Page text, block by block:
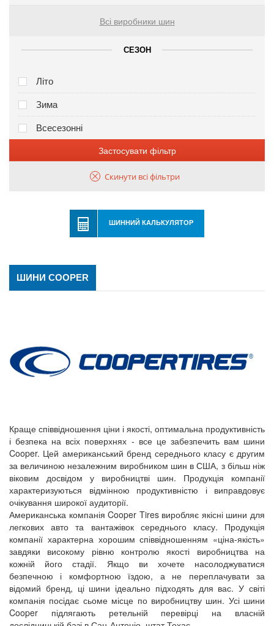
Всі виробники шин
СЕЗОН
Літо
Зима
Всесезонні
Застосувати фільтр
Скинути всі фільтри
ШИННИЙ КАЛЬКУЛЯТОР
ШИНИ COOPER
Краще співвідношення ціни і якості, оптимальна продуктивність
і безпека на всіх поверхнях - все це забезпечить вам шини
Cooper. Цей американський бренд середнього класу є другим
за величиною незалежним виробником шин в США, з більш ніж
віковим досвідом у виробництві шин. Продукція компанії
характеризуються відмінною продуктивністю і виправдовує
очікування широкої аудиторії.
Американська компанія Cooper Tires виробляє якісні шини для
легкових авто та вантажівок середнього класу. Продукція
компанії характерна хорошим співвідношенням «ціна-якість»
завдяки високому рівню контролю якості виробництва на
кожній його стадії. Якщо ви хочете насолоджуватися
безпечною і комфортною їздою, а не переплачувати за
відомий бренд, ці шини ідеально підходять для вас. У світі
компанія посідає сьоме місце по виробництву шин. Усі шини
Cooper підлягають ретельній перевірці на власній